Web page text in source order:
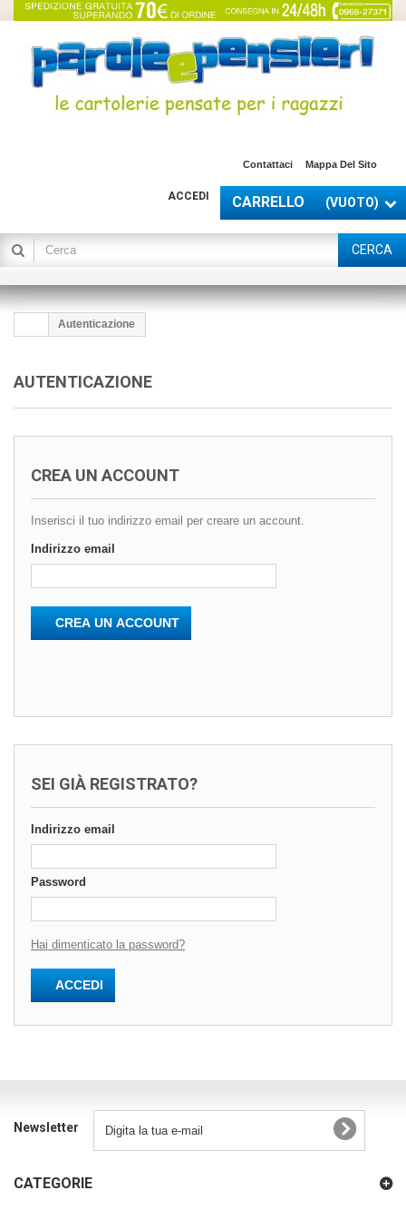
Contattaci Mappa Del Sito
CARRELLO (VUOTO)
ACCEDI
CERCA
Autenticazione
AUTENTICAZIONE
CREA UN ACCOUNT
Inserisci il tuo indirizzo email per creare un account.
Indirizzo email
CREA UN ACCOUNT
SEI GIÀ REGISTRATO?
Indirizzo email
Password
Hai dimenticato la password?
ACCEDI
Newsletter
CATEGORIE